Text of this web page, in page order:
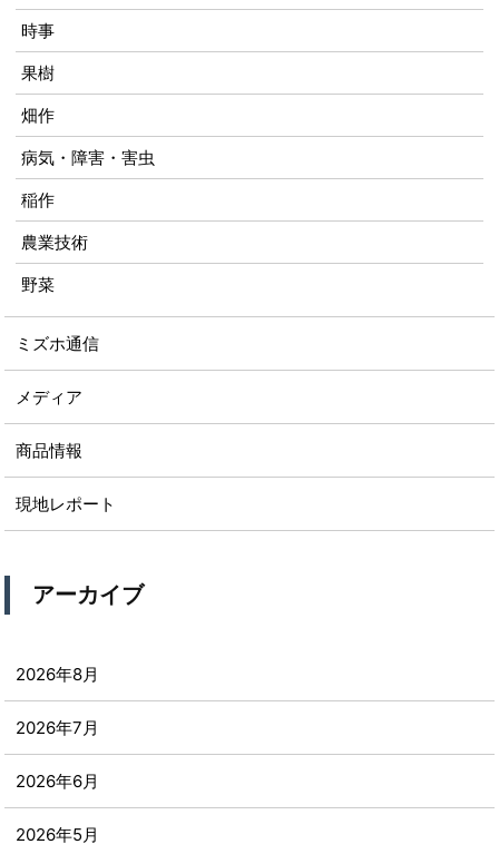
時事
果樹
畑作
病気・障害・害虫
稲作
農業技術
野菜
ミズホ通信
メディア
商品情報
現地レポート
アーカイブ
2026年8月
2026年7月
2026年6月
2026年5月